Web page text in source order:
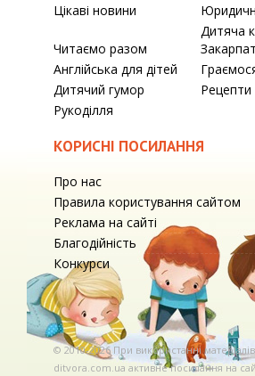
Цікаві новини
Читаємо разом
Дитяча
Англійська для дітей
Дитячий гумор
Рецепти
Рукоділля
КОРИСНІ ПОСИЛАННЯ
Про нас
Правила користування сайтом
Реклама на сайті
Благодійність
Конкурси
© 2010-2026 При використаннi матерiалiв
ditvora.com.ua активне посилання на